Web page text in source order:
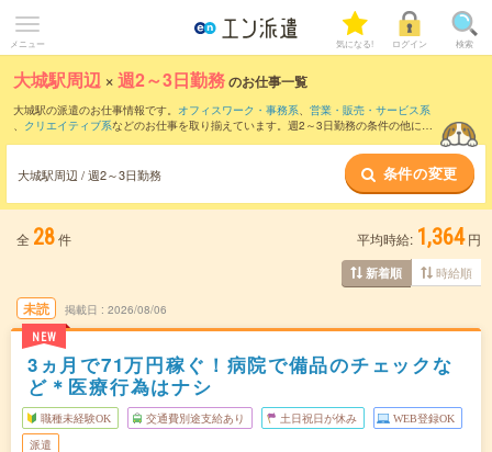
メニュー 気になる! ログイン 検索
大城駅周辺 ×週2～3日勤務のお仕事一覧
大城駅の派遣のお仕事情報です。 オフィスワーク・事務系、 営業・販売・サービス系
、 クリエイティブ系などのお仕事を取り揃えています。週2～3日勤務の条件の他に、
大城駅周辺 / 週2～3日勤務 条件の変更
全 28件 平均時給: 1,364 円
新着順 時給順
未読
NEW
掲載日 2026/08/06
3ヵ月で71万円稼ぐ！病院で備品のチェックな
ど＊医療行為はナシ
職種未経験OK 交通費別途支給あり 土日祝日が休み WEB登録OK
派遣